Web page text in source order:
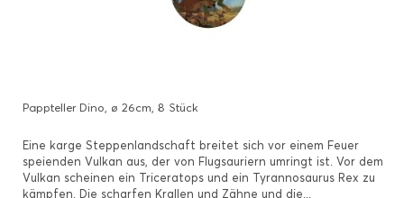
Pappteller Dino, ø 26cm, 8 Stück
Eine karge Steppenlandschaft breitet sich vor einem Feuer
speienden Vulkan aus, der von Flugsauriern umringt ist. Vor dem
Vulkan scheinen ein Triceratops und ein Tyrannosaurus Rex zu
kämpfen. Die scharfen Krallen und Zähne und die...